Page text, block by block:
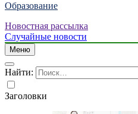
Образование
Новостная рассылка
Случайные новости
Меню
Найти:
Заголовки